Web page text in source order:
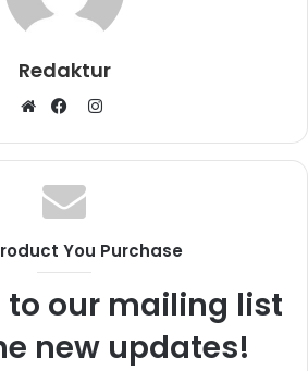
Redaktur
e
b
t
a
c
e
o
k
I
s
r
m
You Purchase
to our mailing list
new updates!